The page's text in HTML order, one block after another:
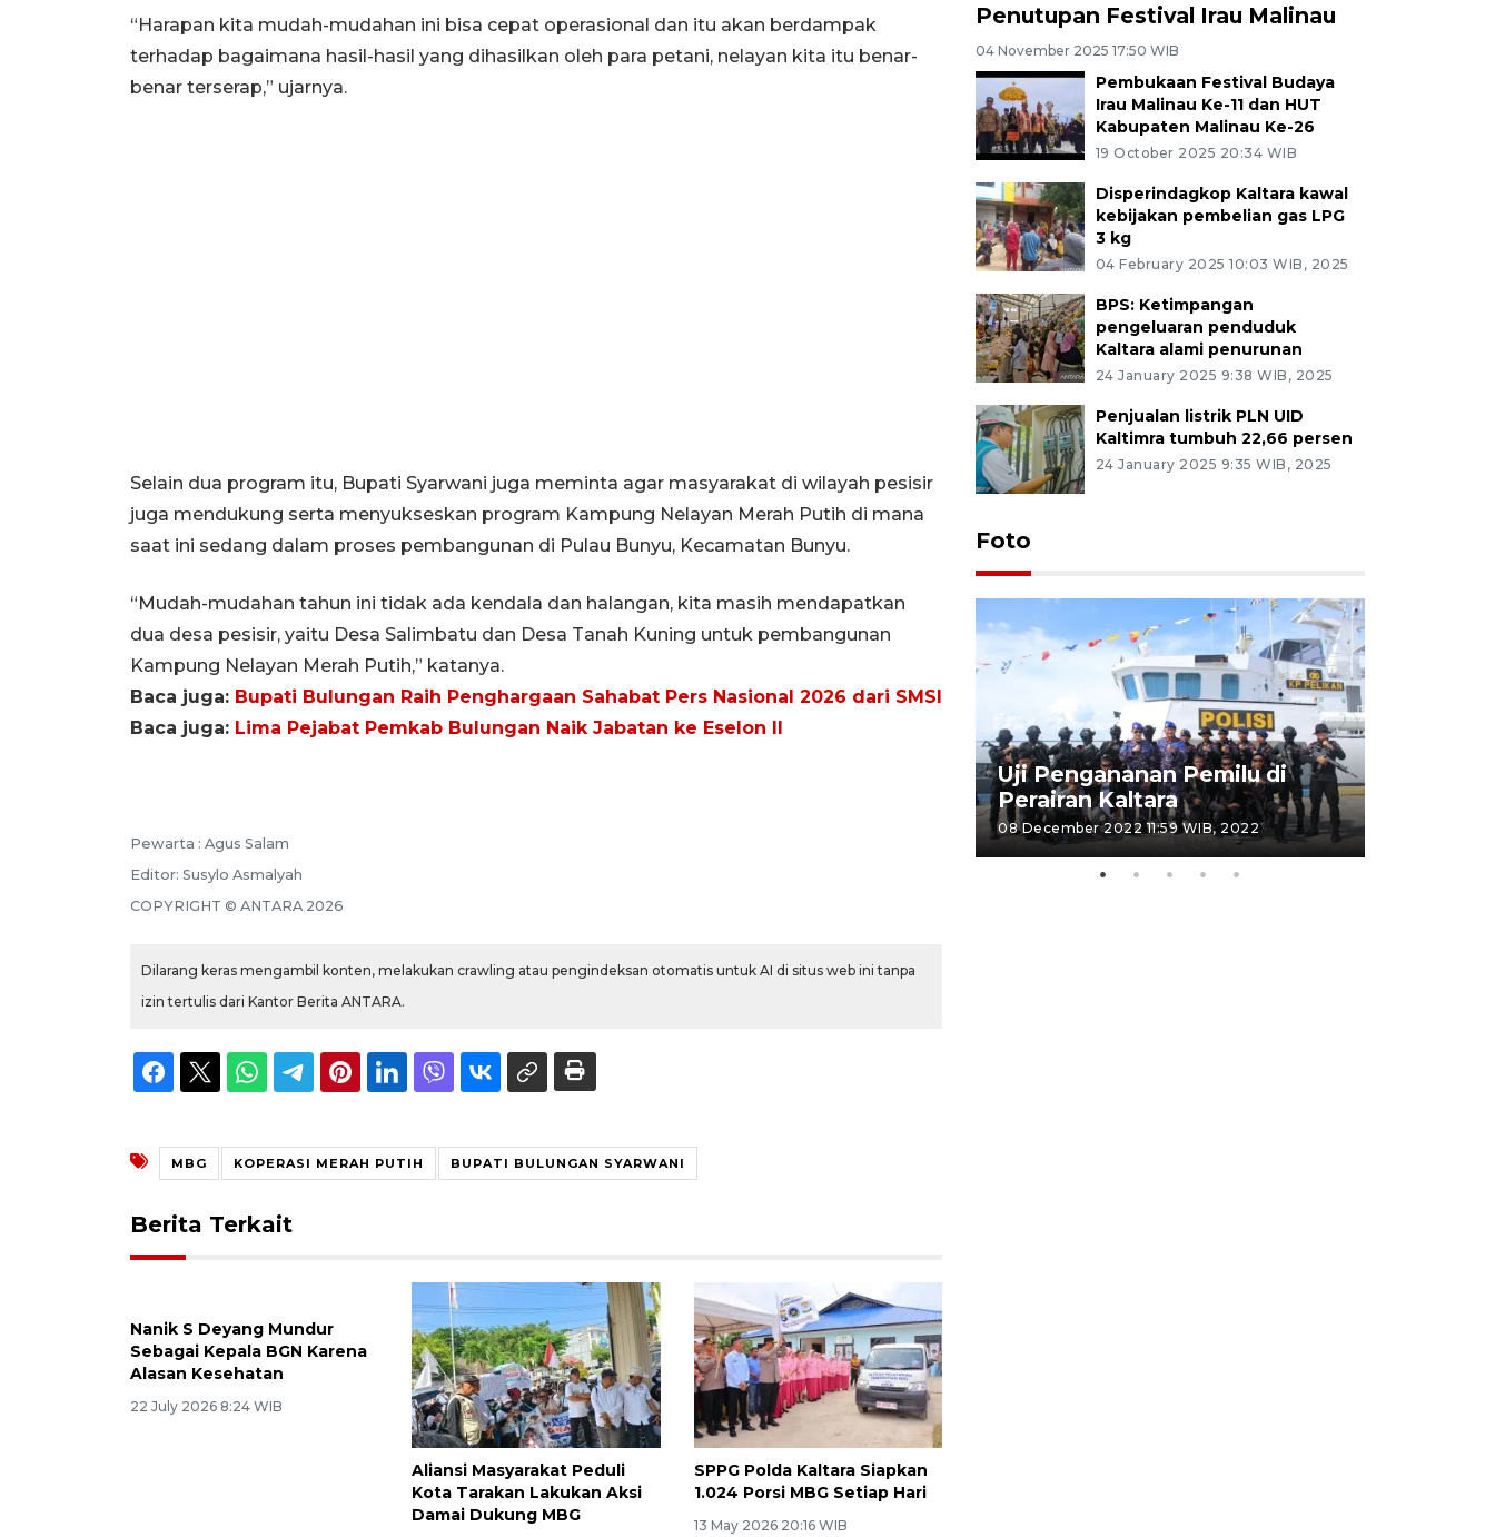
“Harapan kita mudah-mudahan ini bisa cepat operasional dan itu akan berdampak
terhadap bagaimana hasil-hasil yang dihasilkan oleh para petani, nelayan kita itu benar-
benar terserap,” ujarnya.
Selain dua program itu, Bupati Syarwani juga meminta agar masyarakat di wilayah pesisir
juga mendukung serta menyukseskan program Kampung Nelayan Merah Putih di mana
saat ini sedang dalam proses pembangunan di Pulau Bunyu, Kecamatan Bunyu.
“Mudah-mudahan tahun ini tidak ada kendala dan halangan, kita masih mendapatkan
dua desa pesisir, yaitu Desa Salimbatu dan Desa Tanah Kuning untuk pembangunan
Kampung Nelayan Merah Putih,” katanya.
Baca juga: Bupati Bulungan Raih Penghargaan Sahabat Pers Nasional 2026 dari SMSI
Baca juga: Lima Pejabat Pemkab Bulungan Naik Jabatan ke Eselon II
Pewarta : Agus Salam
Editor: Susylo Asmalyah
COPYRIGHT © ANTARA 2026
Dilarang keras mengambil konten, melakukan crawling atau pengindeksan otomatis untuk AI di situs web ini tanpa
izin tertulis dari Kantor Berita ANTARA.
MBG KOPERASI MERAH PUTIH BUPATI BULUNGAN SYARWANI
Berita Terkait
Nanik S Deyang Mundur
Sebagai Kepala BGN Karena
Alasan Kesehatan
22 July 2026 8:24 WIB
Aliansi Masyarakat Peduli
Kota Tarakan Lakukan Aksi
Damai Dukung MBG
SPPG Polda Kaltara Siapkan
1.024 Porsi MBG Setiap Hari
13 May 2026 20:16 WIB
Penutupan Festival Irau Malinau
04 November 2025 17:50 WIB
Pembukaan Festival Budaya
Irau Malinau Ke-11 dan HUT
Kabupaten Malinau Ke-26
19 October 2025 20:34 WIB
Disperindagkop Kaltara kawal
kebijakan pembelian gas LPG
3 kg
04 February 2025 10:03 WIB, 2025
BPS: Ketimpangan
pengeluaran penduduk
Kaltara alami penurunan
24 January 2025 9:38 WIB, 2025
Penjualan listrik PLN UID
Kaltimra tumbuh 22,66 persen
24 January 2025 9:35 WIB, 2025
Foto
Uji Pengananan Pemilu di
Perairan Kaltara
08 December 2022 11:59 WIB, 2022